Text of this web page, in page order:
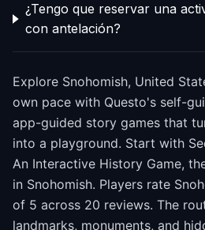
¿Tengo que reservar una
con antelación?
Explore Snohomish, United
own pace with Questo's self-
app-guided story games that
into a playground. Start with
An Interactive History Game,
in Snohomish. Players rate
of 5 across 20 reviews. The
landmarks, monuments, and